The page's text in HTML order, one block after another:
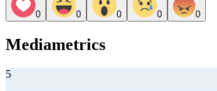
0 0 0 0 0
Mediametrics
5